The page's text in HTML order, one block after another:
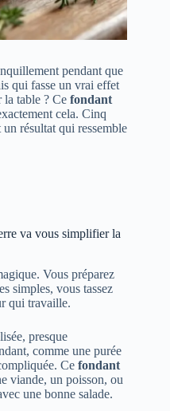
pendant que
qui fasse un vrai effet
la table ? Ce fondant
cela. Cinq
résultat qui ressemble
va vous simplifier la
Vous préparez
simples, vous tassez
qui travaille.
presque
comme une purée
Ce fondant
viande, un poisson, ou
une bonne salade.